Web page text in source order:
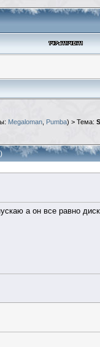
Megaloman Pumba) > Тема:
а он все равно